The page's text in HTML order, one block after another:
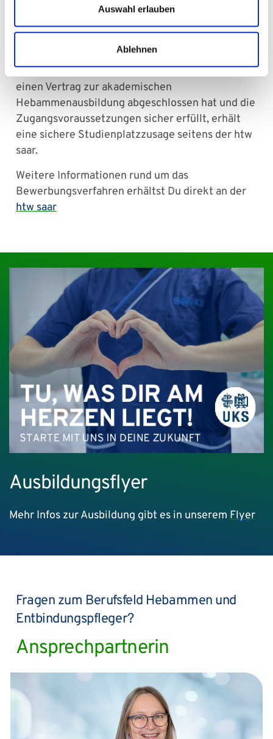
Auswahl erlauben
Ablehnen
verantwortliche Praxiseinrichtung (VPE) wird
durch Dich im Portal hochgeladen. Das
dann Deine Bewerbung. Jede
studieninteressierte Person, die mit einer VPE
einen Vertrag zur akademischen
Hebammenausbildung abgeschlossen hat und die
Zugangsvoraussetzungen sicher erfüllt, erhält
eine sichere Studienplatzzusage seitens der htw
saar.
Weitere Informationen rund um das
Bewerbungsverfahren erhältst Du direkt an der
htw saar
Ausbildungsflyer
Mehr Infos zur Ausbildung gibt es in unserem Flyer
Fragen zum Berufsfeld Hebammen und
Entbindungspfleger?
Ansprechpartnerin